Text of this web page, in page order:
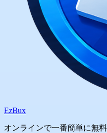
EzBux
オンラインで一番簡単に無